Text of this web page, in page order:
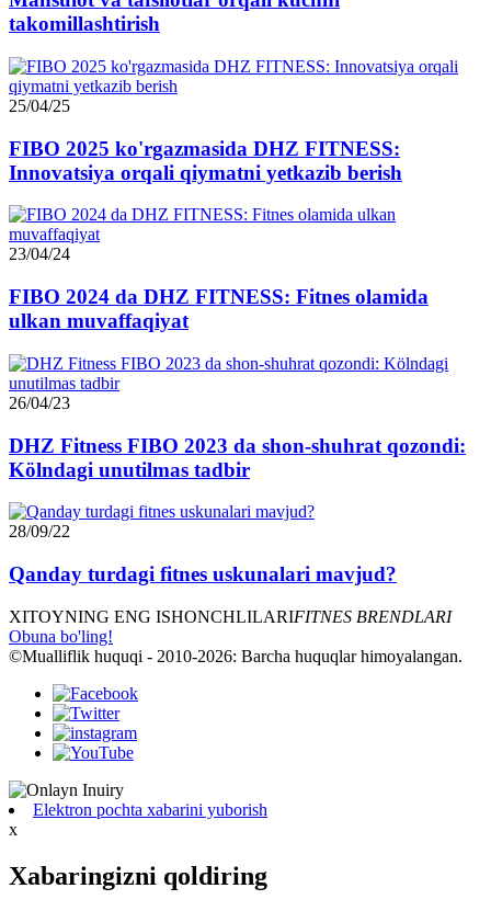
takomillashtirish
25/04/25
FIBO 2025 ko'rgazmasida DHZ FITNESS:
Innovatsiya orqali qiymatni yetkazib berish
23/04/24
FIBO 2024 da DHZ FITNESS: Fitnes olamida
ulkan muvaffaqiyat
26/04/23
DHZ Fitness FIBO 2023 da shon-shuhrat qozondi:
Kölndagi unutilmas tadbir
28/09/22
Qanday turdagi fitnes uskunalari mavjud?
XITOYNING ENG ISHONCHLILARIFITNES BRENDLARI
Obuna bo'ling!
©Mualliflik huquqi - 2010-2026: Barcha huquqlar himoyalangan.
Elektron pochta xabarini yuborish
x
Xabaringizni qoldiring